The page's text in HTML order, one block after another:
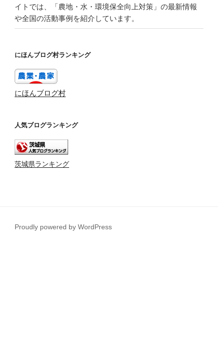
イトでは、「農地・水・環境保全向上対策」の最新情報
や全国の活動事例を紹介しています。
にほんブログ村ランキング
にほんブログ村
人気ブログランキング
茨城県ランキング
Proudly powered by WordPress